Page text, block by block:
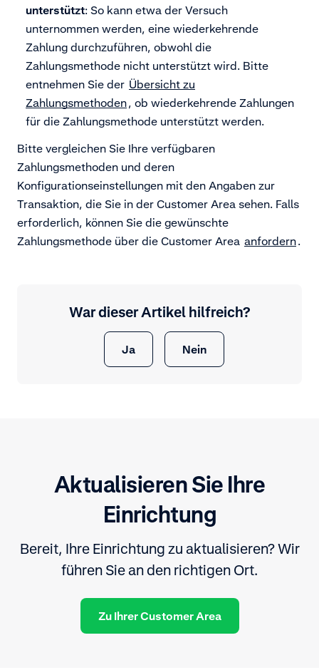
unterstützt: So kann etwa der Versuch
unternommen werden, eine wiederkehrende
Zahlung durchzuführen, obwohl die
Zahlungsmethode nicht unterstützt wird. Bitte
entnehmen Sie der Übersicht zu
Zahlungsmethoden, ob wiederkehrende Zahlungen
für die Zahlungsmethode unterstützt werden.
Bitte vergleichen Sie Ihre verfügbaren
Zahlungsmethoden und deren
Konfigurationseinstellungen mit den Angaben zur
Transaktion, die Sie in der Customer Area sehen. Falls
erforderlich, können Sie die gewünschte
Zahlungsmethode über die Customer Area anfordern.
War dieser Artikel hilfreich?
Ja Nein
Aktualisieren Sie Ihre
Einrichtung
Bereit, Ihre Einrichtung zu aktualisieren? Wir
führen Sie an den richtigen Ort.
Zu Ihrer Customer Area